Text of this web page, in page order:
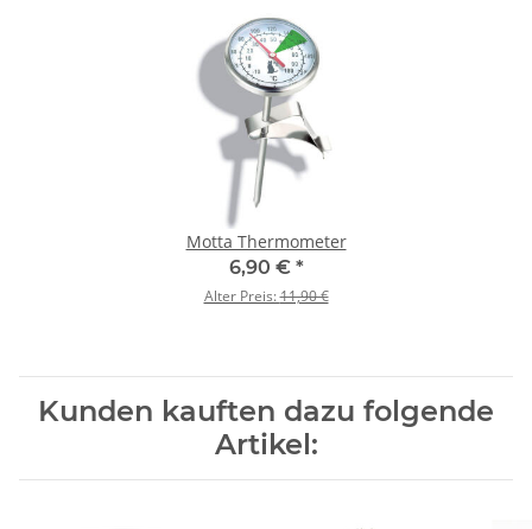
Motta Thermometer
6,90 € *
Alter Preis:11,90 €
Kunden kauften dazu folgende
Artikel: